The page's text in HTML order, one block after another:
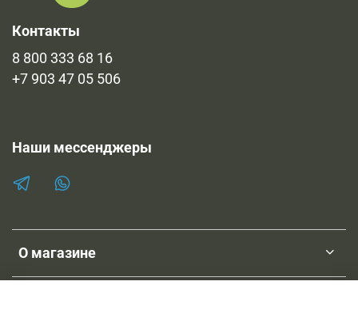
О магазине
Контакты
8 800 333 68 16
+7 903 47 05 506
Наши мессенджеры